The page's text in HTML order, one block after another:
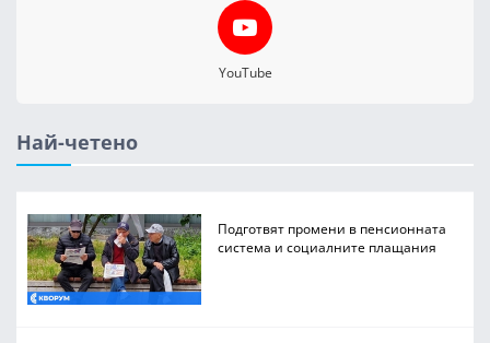
YouTube
Най-четено
Подготвят промени в пенсионната
система и социалните плащания